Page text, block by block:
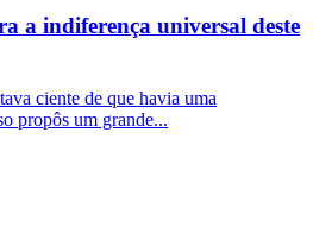
a indiferença universal deste
ciente de que havia uma
propôs um grande...